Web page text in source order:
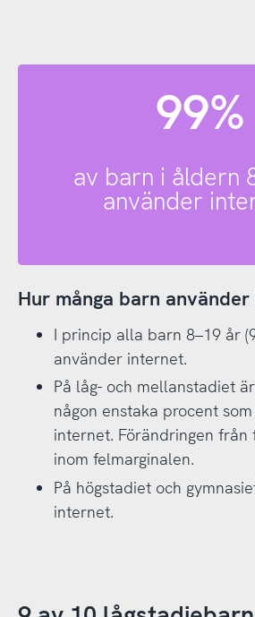
99%
av barn i åldern
använder
Hur många barn
I princip alla barn 8–19 år
använder internet.
På låg- och mellanstadiet
någon enstaka procent
internet. Förändringen från
inom felmarginalen.
På högstadiet och
internet.